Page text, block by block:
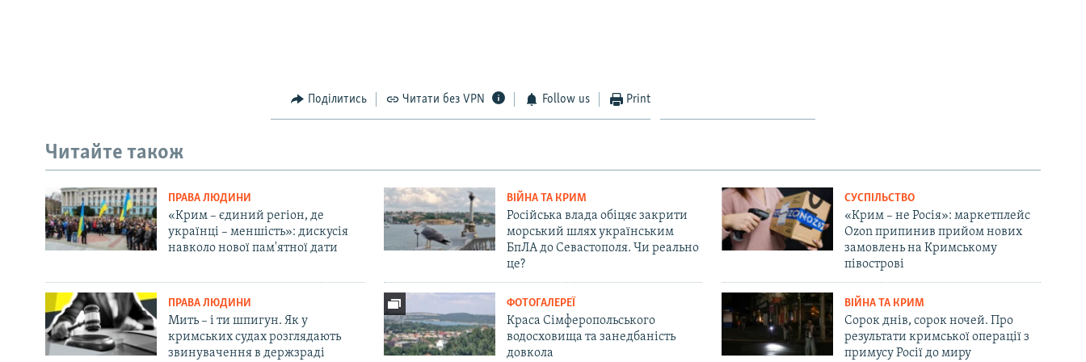
Поділитись Читати без VPN Follow us Print
Читайте також
ПРАВА ЛЮДИНИ
«Крим – єдиний регіон, де
українці – меншість»: дискусія
навколо нової пам'ятної дати
ВІЙНА ТА КРИМ
Російська влада обіцяє закрити
морський шлях українським
БпЛА до Севастополя. Чи реально
це?
СУСПІЛЬСТВО
«Крим – не Росія»: маркетплейс
Ozon припинив прийом нових
замовлень на Кримському
півострові
ПРАВА ЛЮДИНИ
Мить – і ти шпигун. Як у
кримських судах розглядають
звинувачення в держзраді
ФОТОГАЛЕРЕЇ
Краса Сімферопольського
водосховища та занедбаність
довкола
ВІЙНА ТА КРИМ
Сорок днів, сорок ночей. Про
результати кримської операції з
примусу Росії до миру